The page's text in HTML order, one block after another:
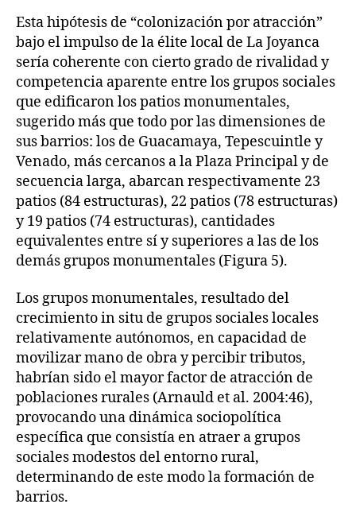
Esta hipótesis de “colonización por atracción”
bajo el impulso de la élite local de La Joyanca
sería coherente con cierto grado de rivalidad y
competencia aparente entre los grupos sociales
que edificaron los patios monumentales,
sugerido más que todo por las dimensiones de
sus barrios: los de Guacamaya, Tepescuintle y
Venado, más cercanos a la Plaza Principal y de
secuencia larga, abarcan respectivamente 23
patios (84 estructuras), 22 patios (78 estructuras)
y 19 patios (74 estructuras), cantidades
equivalentes entre sí y superiores a las de los
demás grupos monumentales (Figura 5).
Los grupos monumentales, resultado del
crecimiento in situ de grupos sociales locales
relativamente autónomos, en capacidad de
movilizar mano de obra y percibir tributos,
habrían sido el mayor factor de atracción de
poblaciones rurales (Arnauld et al. 2004:46),
provocando una dinámica sociopolítica
específica que consistía en atraer a grupos
sociales modestos del entorno rural,
determinando de este modo la formación de
barrios.